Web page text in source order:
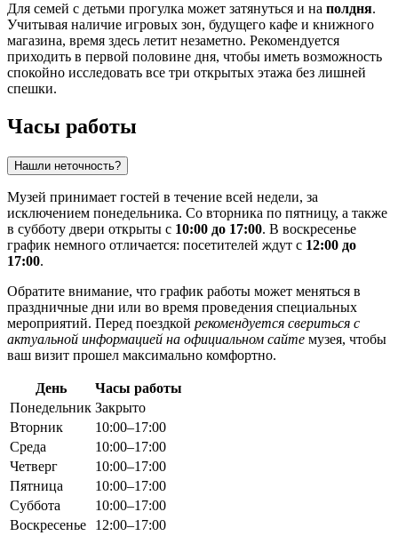
Для семей с детьми прогулка может затянуться и на полдня.
Учитывая наличие игровых зон, будущего кафе и книжного
магазина, время здесь летит незаметно. Рекомендуется
приходить в первой половине дня, чтобы иметь возможность
спокойно исследовать все три открытых этажа без лишней
спешки.
Часы работы
Нашли неточность?
Музей принимает гостей в течение всей недели, за
исключением понедельника. Со вторника по пятницу, а также
в субботу двери открыты с 10:00 до 17:00. В воскресенье
график немного отличается: посетителей ждут с 12:00 до
17:00.
Обратите внимание, что график работы может меняться в
праздничные дни или во время проведения специальных
мероприятий. Перед поездкой рекомендуется свериться с
актуальной информацией на официальном сайте музея, чтобы
ваш визит прошел максимально комфортно.
День
Часы работы
Понедельник Закрыто
Вторник
10:00–17:00
Среда
10:00–17:00
Четверг
10:00–17:00
Пятница
10:00–17:00
Суббота
10:00–17:00
Воскресенье
12:00–17:00